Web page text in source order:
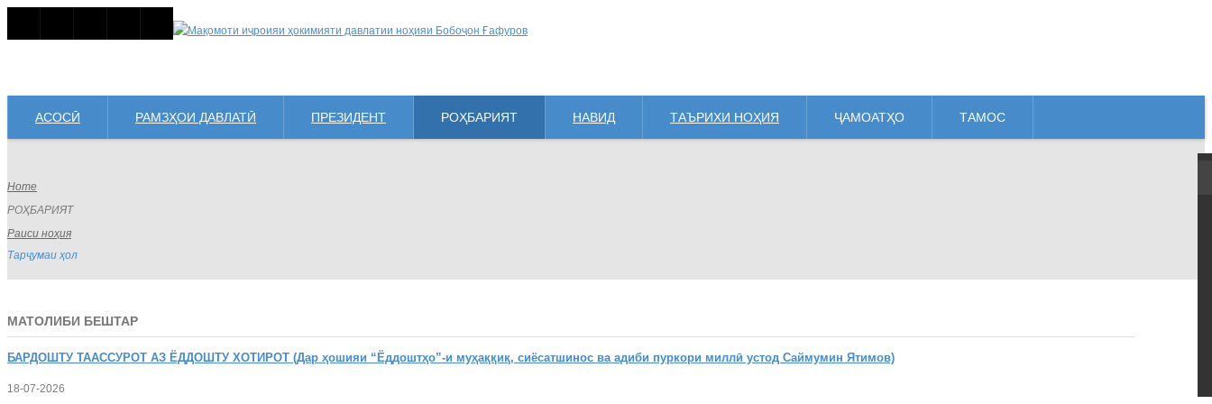
АСОСӢ РАМЗҲОИ ДАВЛАТӢ ПРЕЗИДЕНТ РОҲБАРИЯТ НАВИД ТАЪРИХИ НОҲИЯ ҶАМОАТҲО ТАМОС
Home
РОҲБАРИЯТ
Раиси ноҳия
Тарҷумаи ҳол
МАТОЛИБИ БЕШТАР
БАРДОШТУ ТААССУРОТ АЗ ЁДДОШТУ ХОТИРОТ (Дар ҳошияи “Ёддоштҳо”-и муҳаққиқ, сиёсатшинос ва адиби пуркори миллӣ устод Саймумин Ятимов)
18-07-2026